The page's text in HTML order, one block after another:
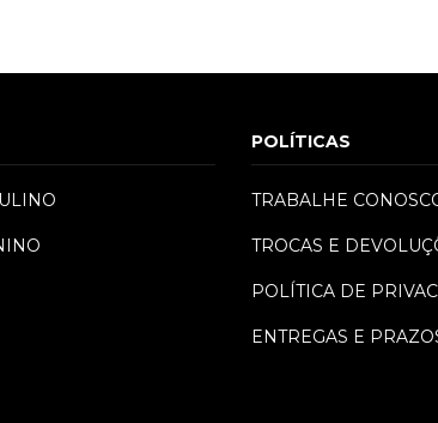
POLÍTICAS
TRABALHE
TROCAS E
POLÍTICA DE
ENTREGAS E